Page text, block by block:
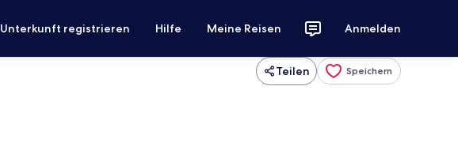
Unterkunft registrieren Hilfe Meine Reisen Anmelden
Teilen Speichern